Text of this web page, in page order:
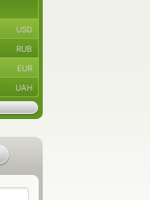
USD
RUB
EUR
UAH